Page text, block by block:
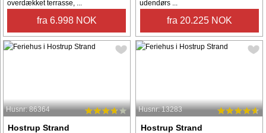
overdækket terrasse, ...
fra 6.998 NOK
udendørs ...
fra 20.225 NOK
Husnr: 86364
Hostrup Strand
Husnr: 13283
Hostrup Strand